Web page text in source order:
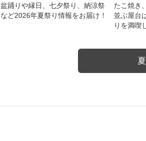
盆踊りや縁日、七夕祭り、納涼祭
など2026年夏祭り情報をお届け！
たこ焼き
並ぶ屋台
りを満喫